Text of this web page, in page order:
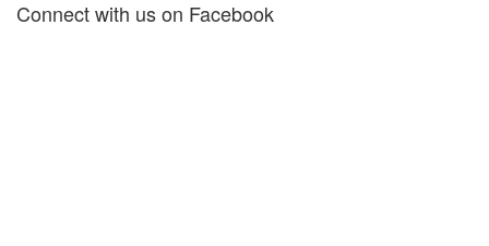
Connect with us on Facebook